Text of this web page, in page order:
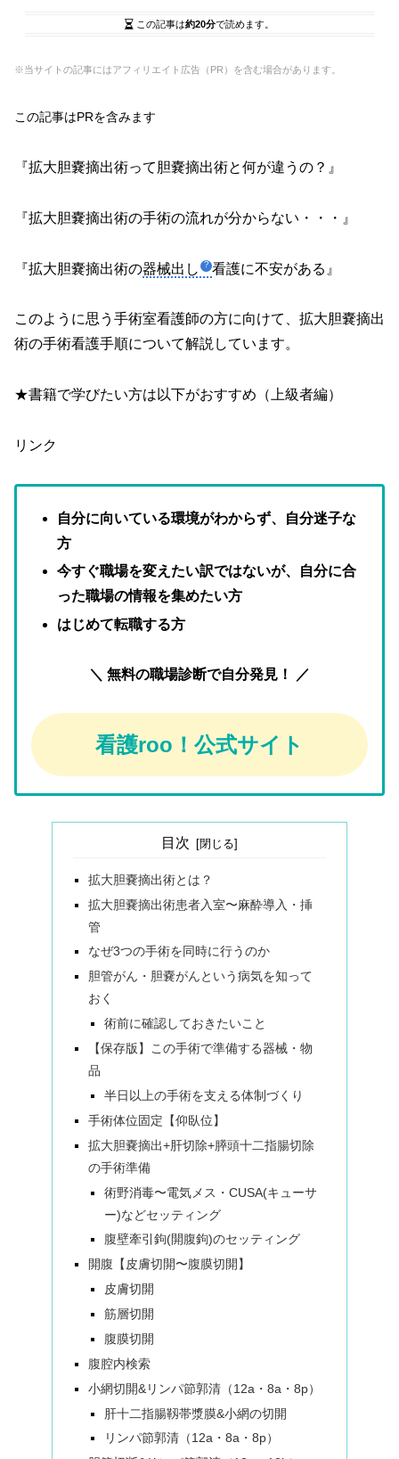
この記事は約20分で読めます。
※当サイトの記事にはアフィリエイト広告（PR）を含む場合があります。
この記事はPRを含みます
『拡大胆嚢摘出術って胆嚢摘出術と何が違うの？』
『拡大胆嚢摘出術の手術の流れが分からない・・・』
『拡大胆嚢摘出術の器械出し 看護に不安がある』
このように思う手術室看護師の方に向けて、拡大胆嚢摘出
術の手術看護手順について解説しています。
★書籍で学びたい方は以下がおすすめ（上級者編）
リンク
自分に向いている環境がわからず、自分迷子な
方
今すぐ職場を変えたい訳ではないが、自分に合
った職場の情報を集めたい方
はじめて転職する方
＼ 無料の職場診断で自分発見！ ／
看護roo！公式サイト
目次
拡大胆嚢摘出術とは？
拡大胆嚢摘出術患者入室〜麻酔導入・挿
管
なぜ3つの手術を同時に行うのか
胆管がん・胆嚢がんという病気を知って
おく
術前に確認しておきたいこと
【保存版】この手術で準備する器械・物
品
半日以上の手術を支える体制づくり
手術体位固定【仰臥位】
拡大胆嚢摘出+肝切除+膵頭十二指腸切除
の手術準備
術野消毒〜電気メス・CUSA(キューサ
ー)などセッティング
腹壁牽引鉤(開腹鉤)のセッティング
開腹【皮膚切開〜腹膜切開】
皮膚切開
筋層切開
腹膜切開
腹腔内検索
小網切開&リンパ節郭清（12a・8a・8p）
肝十二指腸靱帯漿膜&小網の切開
リンパ節郭清（12a・8a・8p）